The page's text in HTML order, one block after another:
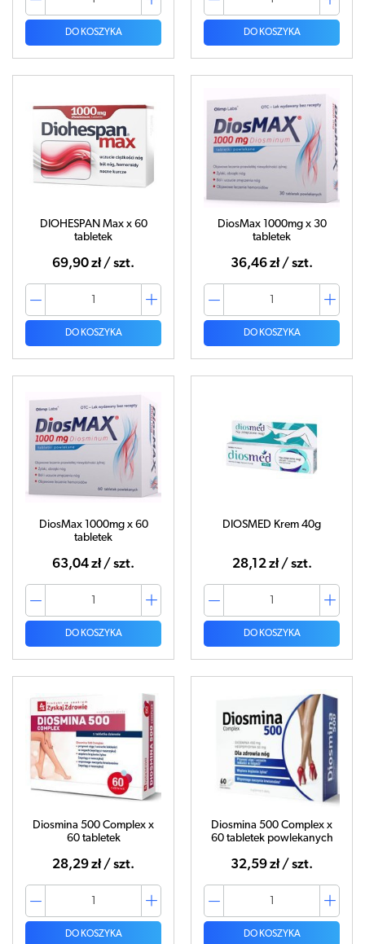
DO KOSZYKA DO KOSZYKA
DIOHESPAN Max x 60
tabletek
69,90 zł / szt.
DO KOSZYKA
DiosMax 1000mg x 30
tabletek
36,46 zł / szt.
DO KOSZYKA
DiosMax 1000mg x 60
tabletek
63,04 zł / szt.
DO KOSZYKA
DIOSMED Krem 40g
28,12 zł / szt.
DO KOSZYKA
Diosmina 500 Complex x
60 tabletek
28,29 zł / szt.
DO KOSZYKA
Diosmina 500 Complex x
60 tabletek powlekanych
32,59 zł / szt.
DO KOSZYKA